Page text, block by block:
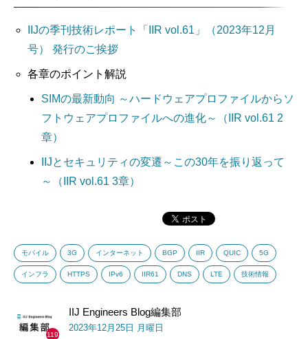
IIJの季刊技術レポート「IIR vol.61」（2023年12月
号） 発行のご挨拶
各章のポイント解説
SIMの最新動向 ～ハードウェアプロファイルからソ
フトウェアプロファイルへの進化～（IIR vol.61 2
章）
IIJとセキュリティの変遷～この30年を振り返って
～（IIR vol.61 3章）
モバイル 3G インターネット BGP IIR QUIC 5G
インフラ HTTPS IPv6 IIR61 DNS LTE 技術情報
119
IIJ Engineers Blog編集部
2023年12月25日 月曜日